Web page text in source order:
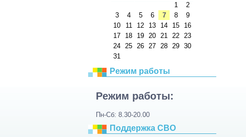
1
2
3
4 5 6 7 8
9
10
11 12 13 14 15
16
17
18 19 20 21 22
23
24
25 26 27 28 29 30
31
Режим работы
Режим работы:
Пн-Сб: 8.30-20.00
Поддержка СВО